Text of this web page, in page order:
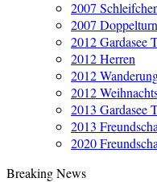
2007
2007
2012 Gardasee
2012 Herren
2012
2012
2013 Gardasee
2013
2020
Breaking News